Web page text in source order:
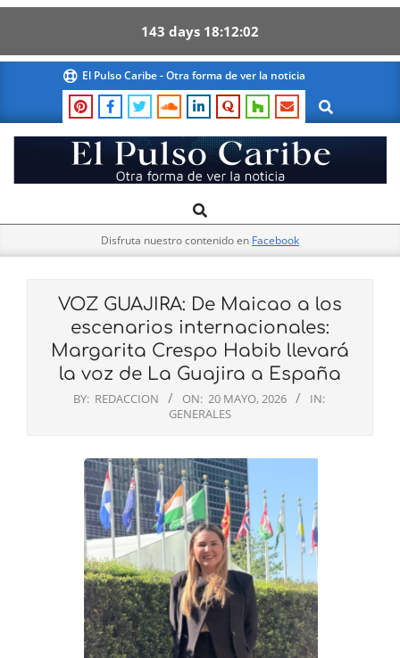
143 days 18 12 01
content
El Pulso Caribe - Otra forma de ver la noticia
Search
El
Pulso
Navigation
Search
Disfruta nuestro contenido en Facebook
VOZ GUAJIRA: De Maicao a los
escenarios internacionales:
Margarita Crespo Habib llevará
la voz de La Guajira a España
BY: REDACCION ON: 20 MAYO, 2026
IN:
GENERALES